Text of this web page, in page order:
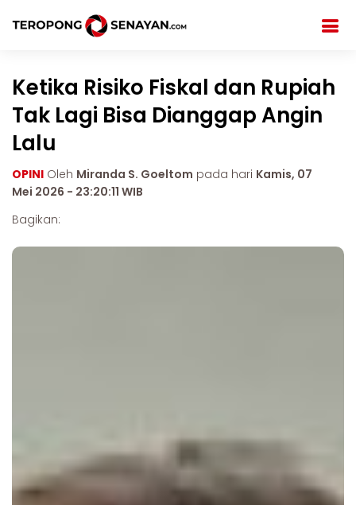
Ketika Risiko Fiskal dan Rupiah
Tak Lagi Bisa Dianggap Angin
Lalu
OPINI Oleh Miranda S. Goeltom pada hari Kamis, 07
Mei 2026 - 23:20:11 WIB
Bagikan: